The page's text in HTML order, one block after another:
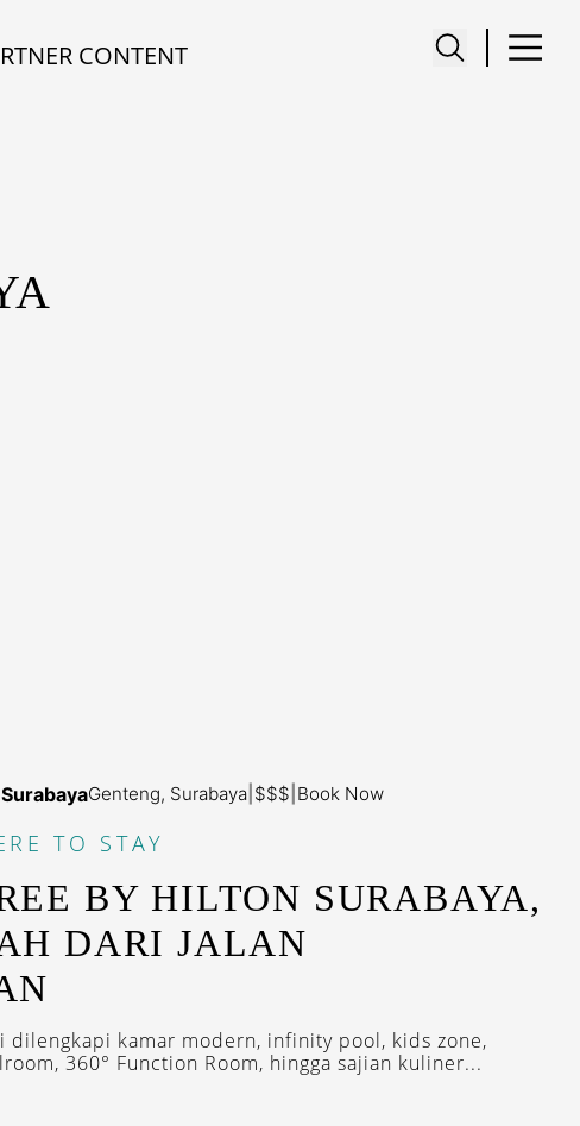
CONTENT
Genteng, Surabaya $$$ Book Now
TO STAY
BY HILTON SURABAYA,
DARI JALAN
dilengkapi kamar modern, infinity pool, kids zone,
360° Function Room, hingga sajian kuliner...